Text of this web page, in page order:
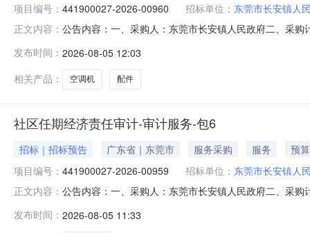
项目编号： 441900027-2026-00960 招标单位： 东莞市长安镇人
正文内容： 公告内容：一、采购人：东莞市长安镇人民政府二、采
发布时间： 2026-08-05 12:03
相关产品：
空调机 配件
社区任期经济责任审计-审计服务-包6
招标｜招标预告 广东省｜东莞市 服务采购 服务
预
项目编号： 441900027-2026-00959 招标单位： 东莞市长安镇人
正文内容： 公告内容：一、采购人：东莞市长安镇人民政府二、采
发布时间： 2026-08-05 11:33